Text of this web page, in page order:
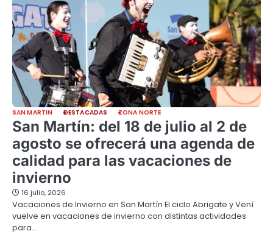
SAN MARTIN DESTACADAS ZONA NORTE
San Martín: del 18 de julio al 2 de
agosto se ofrecerá una agenda de
calidad para las vacaciones de
invierno
16 julio, 2026
Vacaciones de Invierno en San Martín El ciclo Abrigate y Vení
vuelve en vacaciones de invierno con distintas actividades
para…